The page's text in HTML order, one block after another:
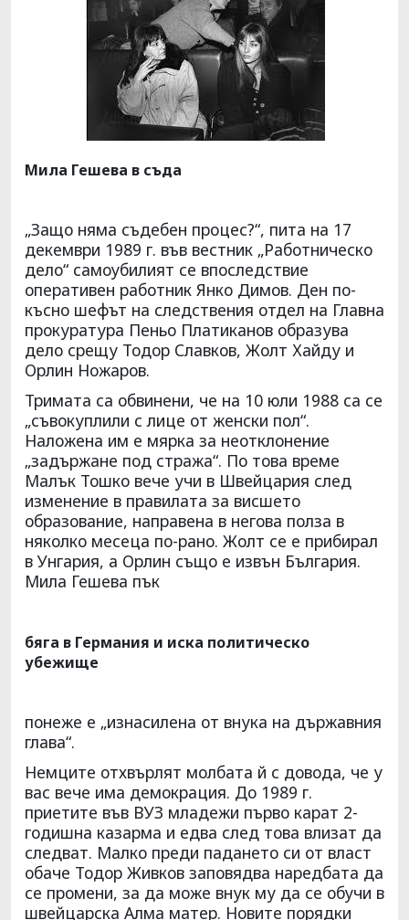
Мила Гешева в съда
„Защо няма съдебен процес?“, пита на 17
декември 1989 г. във вестник „Работническо
дело“ самоубилият се впоследствие
оперативен работник Янко Димов. Ден по-
късно шефът на следствения отдел на Главна
прокуратура Пеньо Платиканов образува
дело срещу Тодор Славков, Жолт Хайду и
Орлин Ножаров.
Тримата са обвинени, че на 10 юли 1988 са се
„съвокуплили с лице от женски пол“.
Наложена им е мярка за неотклонение
„задържане под стража“. По това време
Малък Тошко вече учи в Швейцария след
изменение в правилата за висшето
образование, направена в негова полза в
няколко месеца по-рано. Жолт се е прибирал
в Унгария, а Орлин също е извън България.
Мила Гешева пък
бяга в Германия и иска политическо
убежище
понеже е „изнасилена от внука на държавния
глава“.
Немците отхвърлят молбата й с довода, че у
вас вече има демокрация. До 1989 г.
приетите във ВУЗ младежи първо карат 2-
годишна казарма и едва след това влизат да
следват. Малко преди падането си от власт
обаче Тодор Живков заповядва наредбата да
се промени, за да може внук му да се обучи в
швейцарска Алма матер. Новите порядки